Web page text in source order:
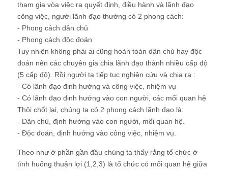
tham gia vòa việc ra quyết định, điều hành và lãnh đạo
công việc, người lãnh đạo thường có 2 phong cách:
- Phong cách dân chủ
- Phong cách độc đoán
Tuy nhiên không phải ai cũng hoàn toàn dân chủ hay độc
đoán nên các chuyên gia chia lãnh đạo thành nhiều cấp độ
(5 cấp độ). Rồi người ta tiếp tục nghiện cứu và chia ra :
- Có lãnh đạo định hướng và công việc, nhiệm vụ
- Có lãnh đạo định hướng vào con người, các mối quan hệ
Thôi chốt lại, chúng ta có 2 phong cách lãnh đạo là:
- Dân chủ, định hướng vào con người, mối quan hệ.
- Độc đoán, định hướng vào công việc, nhiệm vụ.
Theo như ở phần gần đầu chúng ta thấy rằng tổ chức ở
tình huống thuận lợi (1,2,3) là tổ chức có mối quan hệ giữa